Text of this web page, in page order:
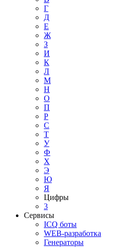
Г
Д
Е
Ж
З
И
К
Л
М
Н
О
П
Р
С
Т
У
Ф
Х
Э
Ю
Я
Цифры
3
Сервисы
ICQ боты
WEB-разработка
Генераторы